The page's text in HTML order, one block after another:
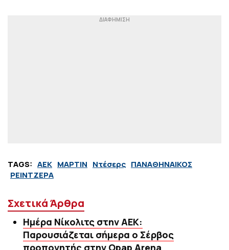
TAGS: ΑΕΚ ΜΑΡΤΙΝ Ντέσερς ΠΑΝΑΘΗΝΑΙΚΟΣ
ΡΕΙΝΤΖΕΡΑ
Σχετικά Άρθρα
Ημέρα Νίκολιτς στην ΑΕΚ:
Παρουσιάζεται σήμερα ο Σέρβος
προπονητής στην Opap Arena